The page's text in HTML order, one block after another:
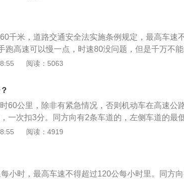
由于速度越高，离心制动距离越大，车辆操纵稳定
会缩短驾驶员的视线距离，以及由此产生的误判也
保证高速公路运行安全的首要条件。2、忌低速行
速规定在正常行驶时最低时速不得低于60km/h。
道跟车受影响，不能发挥高速公路应有的快速、高
距应根据行驶速度、天气和路面情况而变化，车速
，特别是在雪雨、雾天或路面结冰时更要加倍延长
千米，道路交通安全法实施条例规定，最高车速
跑高速可以慢一点，时速80没问题，但是千万不能
车道，是非常错误的做法。需要注意的是，只有在
求在车的后方设置故障车警告标志并开启危险报警
尾灯，无故障车辆严禁长时间停放在紧急停车带内
阅读：5063
60公里，除非有紧急情况，否则机动车在高速公
一次扣3分。同方向有2条车道的，左侧车道的最
向有3条以上车道的，最左侧车道的最低车速为每
高行驶速度：1、没有道路中心线的道路，城市道
小时40公里；2、同方向只有1条机动车道的道路
阅读：4919
小时，最高车速不得超过120公每小时里。同方